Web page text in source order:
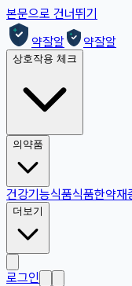
본문으로 건너뛰기
약잘알
약잘알
상호작용 체크
의약품
건강기능식품식품한약재
더보기
로그인